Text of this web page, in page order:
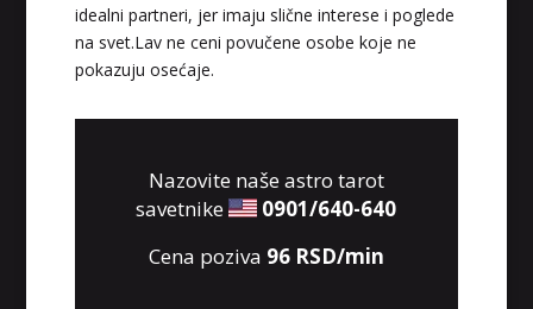
idealni partneri, jer imaju slične interese i poglede
na svet.Lav ne ceni povučene osobe koje ne
pokazuju osećaje.
Nazovite naše astro tarot
savetnike
0901/640-640
Cena poziva 96 RSD/min